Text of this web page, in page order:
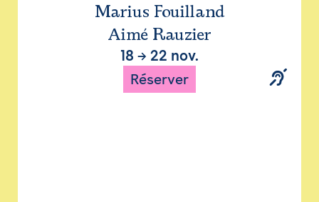
Marius Fouilland
Aimé Rauzier
18 → 22 nov.
Réserver